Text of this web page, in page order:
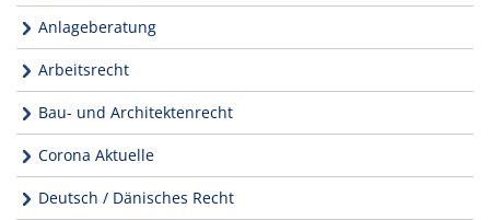
Anlageberatung
Arbeitsrecht
Bau- und Architektenrecht
Corona Aktuelle
Deutsch / Dänisches Recht